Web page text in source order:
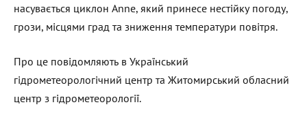
насувається циклон Anne, який принесе нестійку погоду,
грози, місцями град та зниження температури повітря.
Про це повідомляють в Український
гідрометеорологічний центр та Житомирський обласний
центр з гідрометеорології.